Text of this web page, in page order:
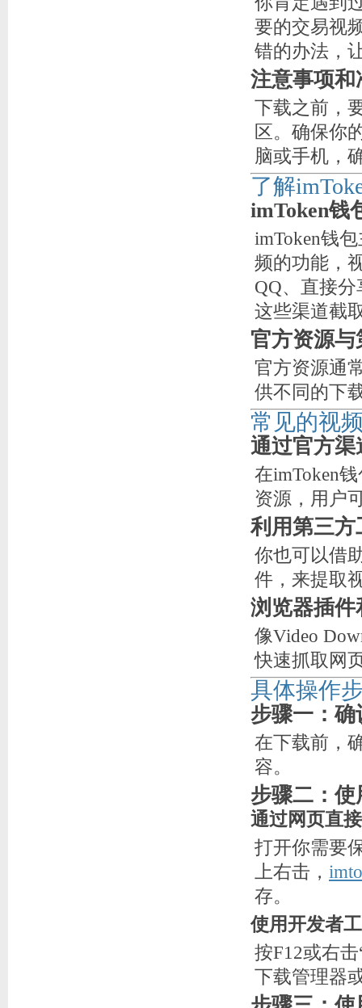
要的交易视
错的办法，
注意事项和
下载之前，
区。确保你
脑或手机，
了解
imToken钱
imToken钱
频的功能，
QQ、直接
这些渠道截
官方资源
官方资源通
供不同的下
常见的视
通过官方渠
在imToken
资源，用户
利用第三方
你也可以借
件，来提取
浏览器插
像Video
快速抓取网
具体操作
步骤一：
在下载前，
容。
步骤二：
通过网页直
打开你需要
上右击，
存。
使用开发者
按F12或右
下载管理器